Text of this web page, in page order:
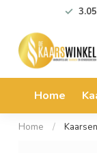
Home
Home /